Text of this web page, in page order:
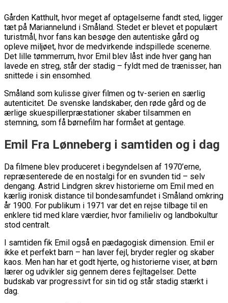
Gården Katthult, hvor meget af optagelserne fandt sted, ligger
tæt på Mariannelund i Småland. Stedet er blevet et populært
turistmål, hvor fans kan besøge den autentiske gård og
opleve miljøet, hvor de medvirkende indspillede scenerne.
Det lille tømmerrum, hvor Emil blev låst inde hver gang han
lavede en streg, står der stadig – fyldt med de trænisser, han
snittede i sin ensomhed.
Småland som kulisse giver filmen og tv-serien en særlig
autenticitet. De svenske landskaber, den røde gård og de
ærlige skuespillerpræstationer skaber tilsammen en
stemning, som få børnefilm har formået at gentage.
Emil Fra Lønneberg i samtiden og i dag
Da filmene blev produceret i begyndelsen af 1970’erne,
repræsenterede de en nostalgi for en svunden tid – selv
dengang. Astrid Lindgren skrev historierne om Emil med en
kærlig ironisk distance til bondesamfundet i Småland omkring
år 1900. For publikum i 1971 var det en rejse tilbage til en
enklere tid med klare værdier, hvor familieliv og landbokultur
stod centralt.
I samtiden fik Emil også en pædagogisk dimension. Emil er
ikke et perfekt barn – han laver fejl, bryder regler og skaber
kaos. Men han har et godt hjerte, og historierne viser, at børn
lærer og udvikler sig gennem deres fejltagelser. Dette
budskab var progressivt for sin tid og står stadig stærkt i
dag.